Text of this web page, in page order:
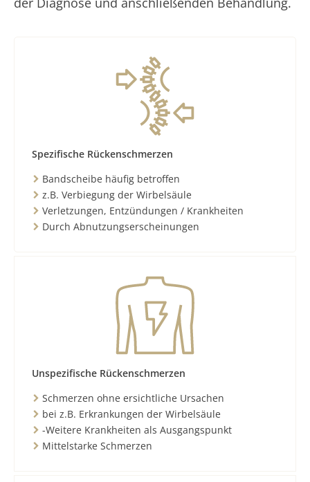
Spezifische Rückenschmerzen
Bandscheibe häufig betroffen
z.B. Verbiegung der Wirbelsäule
Verletzungen, Entzündungen / Krankheiten
Durch Abnutzungserscheinungen
Unspezifische Rückenschmerzen
Schmerzen ohne ersichtliche Ursachen
bei z.B. Erkrankungen der Wirbelsäule
-Weitere Krankheiten als Ausgangspunkt
Mittelstarke Schmerzen